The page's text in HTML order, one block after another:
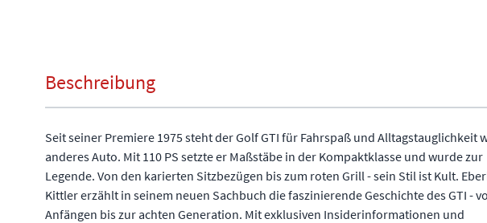
Beschreibung
Seit seiner Premiere 1975 steht der Golf GTI für Fahrspaß und Alltagstauglichkeit
anderes Auto. Mit 110 PS setzte er Maßstäbe in der Kompaktklasse und wurde zur
Legende. Von den karierten Sitzbezügen bis zum roten Grill - sein Stil ist Kult.
Kittler erzählt in seinem neuen Sachbuch die faszinierende Geschichte des GTI -
Anfängen bis zur achten Generation. Mit exklusiven Insiderinformationen und